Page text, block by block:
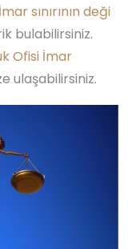
sınırının deği
bulabilirsiniz.
Ofisi İmar
ulaşabilirsiniz.